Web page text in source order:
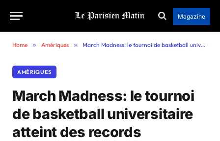
Magazine
Home » Amériques » March Madness: le tournoi de basketball universitaire atteint des records d’audience
AMÉRIQUES
March Madness: le tournoi
de basketball universitaire
atteint des records